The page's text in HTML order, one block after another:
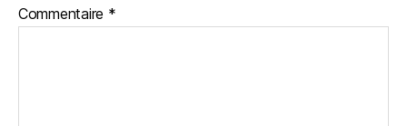
Commentaire *